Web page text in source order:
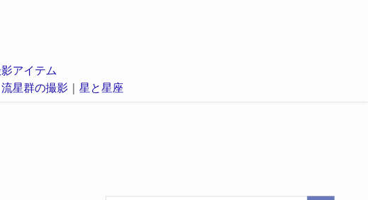
アイテム
流星群の撮影 ｜ 星と星座